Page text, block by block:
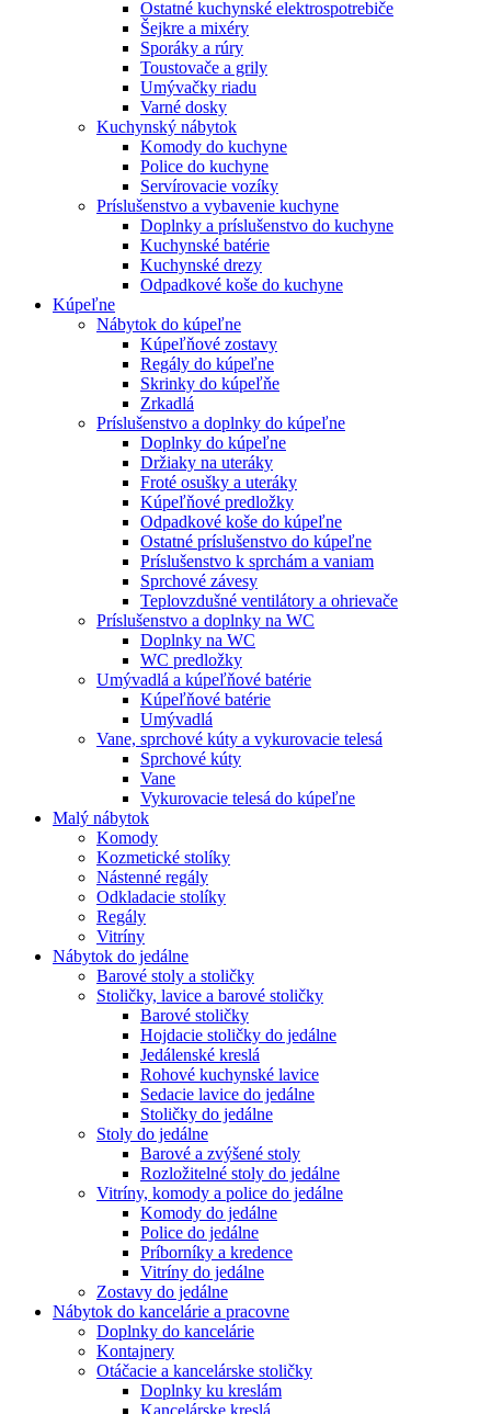
Ostatné kuchynské elektrospotrebiče
Šejkre a mixéry
Sporáky a rúry
Toustovače a grily
Umývačky riadu
Varné dosky
Kuchynský nábytok
Komody do kuchyne
Police do kuchyne
Servírovacie vozíky
Príslušenstvo a vybavenie kuchyne
Doplnky a príslušenstvo do kuchyne
Kuchynské batérie
Kuchynské drezy
Odpadkové koše do kuchyne
Kúpeľne
Nábytok do kúpeľne
Kúpeľňové zostavy
Regály do kúpeľne
Skrinky do kúpeľňe
Zrkadlá
Príslušenstvo a doplnky do kúpeľne
Doplnky do kúpeľne
Držiaky na uteráky
Froté osušky a uteráky
Kúpeľňové predložky
Odpadkové koše do kúpeľne
Ostatné príslušenstvo do kúpeľne
Príslušenstvo k sprchám a vaniam
Sprchové závesy
Teplovzdušné ventilátory a ohrievače
Príslušenstvo a doplnky na WC
Doplnky na WC
WC predložky
Umývadlá a kúpeľňové batérie
Kúpeľňové batérie
Umývadlá
Vane, sprchové kúty a vykurovacie telesá
Sprchové kúty
Vane
Vykurovacie telesá do kúpeľne
Malý nábytok
Komody
Kozmetické stolíky
Nástenné regály
Odkladacie stolíky
Regály
Vitríny
Nábytok do jedálne
Barové stoly a stoličky
Stoličky, lavice a barové stoličky
Barové stoličky
Hojdacie stoličky do jedálne
Jedálenské kreslá
Rohové kuchynské lavice
Sedacie lavice do jedálne
Stoličky do jedálne
Stoly do jedálne
Barové a zvýšené stoly
Rozložitelné stoly do jedálne
Vitríny, komody a police do jedálne
Komody do jedálne
Police do jedálne
Príborníky a kredence
Vitríny do jedálne
Zostavy do jedálne
Nábytok do kancelárie a pracovne
Doplnky do kancelárie
Kontajnery
Otáčacie a kancelárske stoličky
Doplnky ku kreslám
Kancelárske kreslá